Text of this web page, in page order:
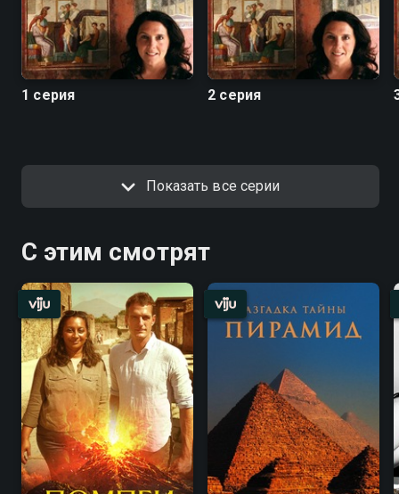
1 серия 2 серия
Показать все серии
С этим смотрят